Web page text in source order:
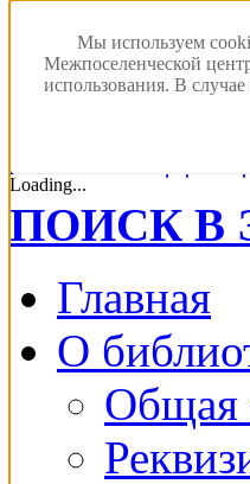
Мы используем
Межпоселенческой
использования. В
Loading...
ПОИСК В
Главная
О
Общая